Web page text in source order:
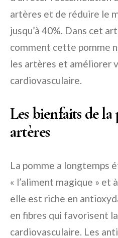
artères et de réduire le
jusqu’à 40%. Dans cet
comment cette pomme
les artères et améliorer
cardiovasculaire.
Les bienfaits de
artères
La pomme a longtemps
« l’aliment magique »
elle est riche en
en fibres qui favorisent
cardiovasculaire. Les